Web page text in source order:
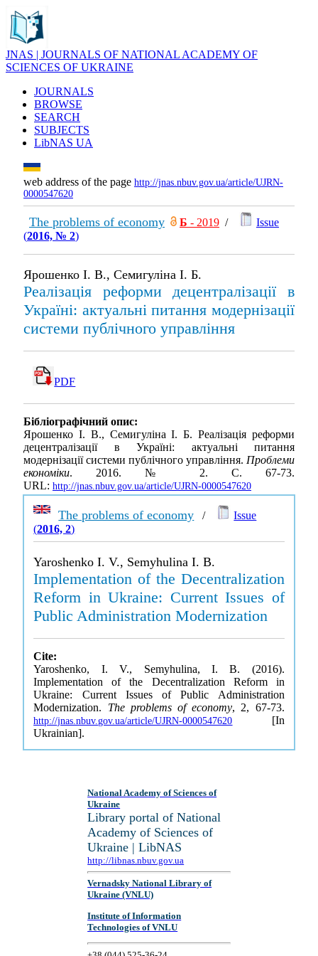
JNAS | JOURNALS OF NATIONAL ACADEMY OF
SCIENCES OF UKRAINE
JOURNALS
BROWSE
SEARCH
SUBJECTS
LibNAS UA
web address of the page http://jnas.nbuv.gov.ua/article/UJRN-
0000547620
The problems of economy Б - 2019 /
Issue
(2016, № 2)
Ярошенко І. В., Семигуліна І. Б.
Реалізація реформи децентралізації в
Україні: актуальні питання модернізації
системи публічного управління
PDF
Бібліографічний опис:
Ярошенко І. В., Семигуліна І. Б. Реалізація реформи
децентралізації в Україні: актуальні питання
модернізації системи публічного управління. Проблеми
економіки. 2016. № 2. С. 67-73.
URL: http://jnas.nbuv.gov.ua/article/UJRN-0000547620
The problems of economy /
Issue
(2016, 2)
Yaroshenko I. V., Semyhulina I. B.
Implementation of the Decentralization
Reform in Ukraine: Current Issues of
Public Administration Modernization
Cite:
Yaroshenko, I. V., Semyhulina, I. B. (2016).
Implementation of the Decentralization Reform in
Ukraine: Current Issues of Public Administration
Modernization. The problems of economy, 2, 67-73.
http://jnas.nbuv.gov.ua/article/UJRN-0000547620 [In
Ukrainian].
National Academy of Sciences of
Ukraine
Library portal of National
Academy of Sciences of
Ukraine | LibNAS
http://libnas.nbuv.gov.ua
Vernadsky National Library of
Ukraine (VNLU)
Institute of Information
Technologies of VNLU